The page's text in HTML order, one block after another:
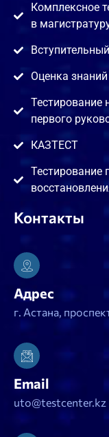
Комплексное
в
Оценка
Тестирование
первого
КАЗТЕСТ
Тестирование
Контакты
Адрес
г. Астана,
Email
uto@testcenter.kz